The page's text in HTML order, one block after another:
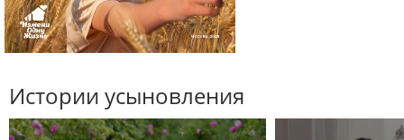
Истории усыновления